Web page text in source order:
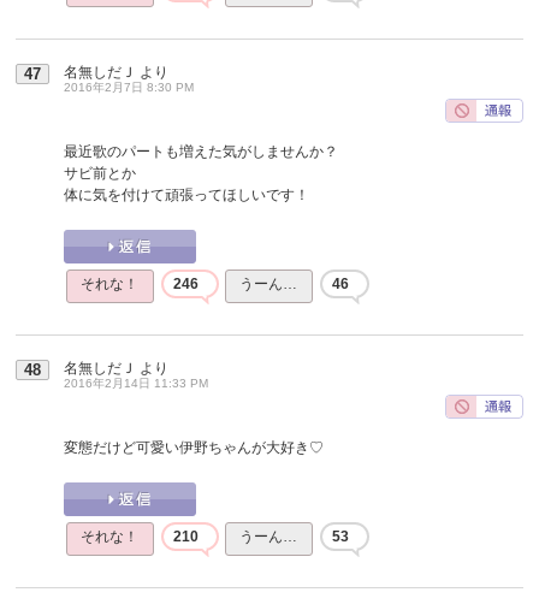
47 名無しだＪ より
2016年2月7日 8:30 PM
最近歌のパートも増えた気がしませんか？
サビ前とか
体に気を付けて頑張ってほしいです！
それな！ 246 うーん… 46
48 名無しだＪ より
2016年2月14日 11:33 PM
変態だけど可愛い伊野ちゃんが大好き♡
それな！ 210 うーん… 53